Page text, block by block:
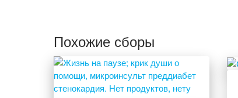
Похожие сборы